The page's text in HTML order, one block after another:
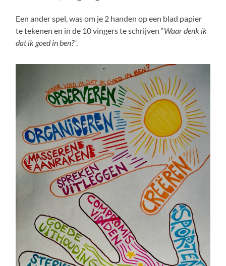
Een ander spel, was om je 2 handen op een blad papier
te tekenen en in de 10 vingers te schrijven “Waar denk ik
dat ik goed in ben?“.